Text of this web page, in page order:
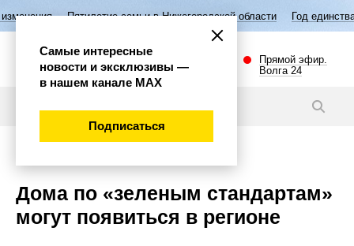
семьи в Нижегородской области Год единства народов
Прямой эфир.
Волга 24
Дома по «зеленым стандартам»
могут появиться в регионе
Самые интересные
новости и эксклюзивы —
в нашем канале МАХ
Подписаться